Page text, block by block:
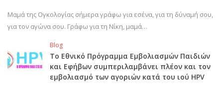
Μαμά της Ογκολογίας σήμερα γράφω για εσένα, για τη δύναμή σου,
για τον αγώνα σου. Γράφω για τη Νίκη, μαμά…
Blog
Το Εθνικό Πρόγραμμα Εμβολιασμών Παιδιών
και Εφήβων συμπεριλαμβάνει πλέον και τον
εμβολιασμό των αγοριών κατά του ιού HPV